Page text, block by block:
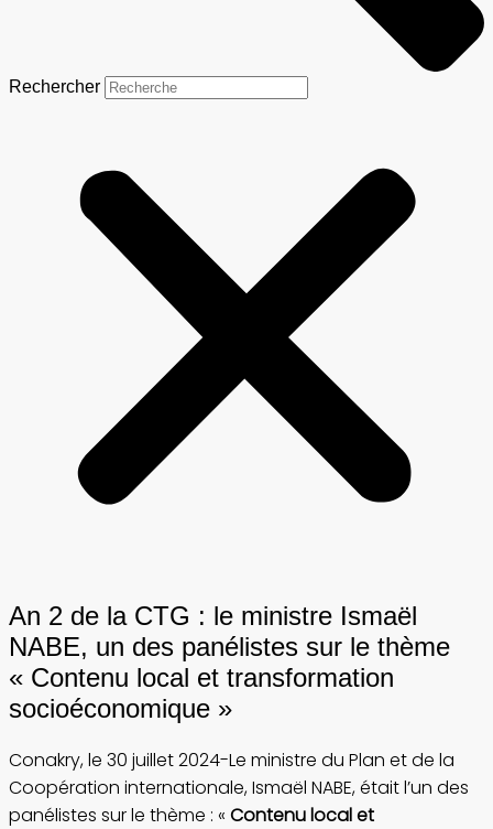
Rechercher
An 2 de la CTG : le ministre Ismaël
NABE, un des panélistes sur le thème
« Contenu local et transformation
socioéconomique »
Conakry, le 30 juillet 2024-Le ministre du Plan et de la
Coopération internationale, Ismaël NABE, était l’un des
panélistes sur le thème : « Contenu local et